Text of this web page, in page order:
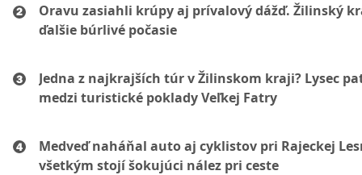
Oravu zasiahli krúpy aj prívalový dážď. Žilinský
ďalšie búrlivé počasie
Jedna z najkrajších túr v Žilinskom kraji? Lysec
medzi turistické poklady Veľkej Fatry
Medveď naháňal auto aj cyklistov pri Rajeckej
všetkým stojí šokujúci nález pri ceste